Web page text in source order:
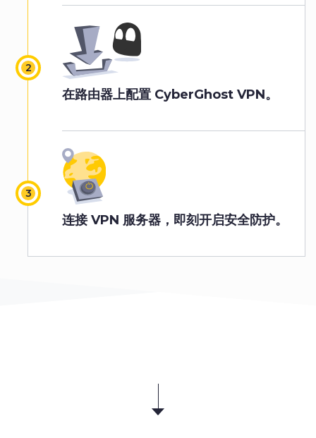
在路由器上配置 CyberGhost VPN。
连接 VPN 服务器，即刻开启安全防护。